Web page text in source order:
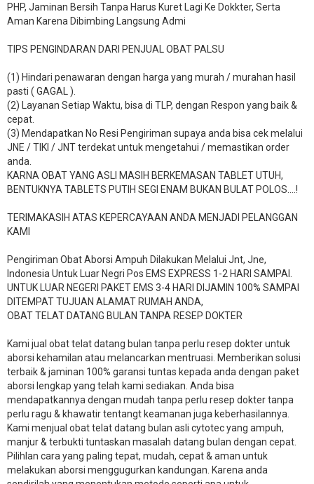
PHP, Jaminan Bersih Tanpa Harus Kuret Lagi Ke Dokkter, Serta
Aman Karena Dibimbing Langsung Admi
TIPS PENGINDARAN DARI PENJUAL OBAT PALSU
(1) Hindari penawaran dengan harga yang murah / murahan hasil
pasti ( GAGAL ).
(2) Layanan Setiap Waktu, bisa di TLP, dengan Respon yang baik &
cepat.
(3) Mendapatkan No Resi Pengiriman supaya anda bisa cek melalui
JNE / TIKI / JNT terdekat untuk mengetahui / memastikan order
anda.
KARNA OBAT YANG ASLI MASIH BERKEMASAN TABLET UTUH,
BENTUKNYA TABLETS PUTIH SEGI ENAM BUKAN BULAT POLOS….!
TERIMAKASIH ATAS KEPERCAYAAN ANDA MENJADI PELANGGAN
KAMI
Pengiriman Obat Aborsi Ampuh Dilakukan Melalui Jnt, Jne,
Indonesia Untuk Luar Negri Pos EMS EXPRESS 1-2 HARI SAMPAI.
UNTUK LUAR NEGERI PAKET EMS 3-4 HARI DIJAMIN 100% SAMPAI
DITEMPAT TUJUAN ALAMAT RUMAH ANDA,
OBAT TELAT DATANG BULAN TANPA RESEP DOKTER
Kami jual obat telat datang bulan tanpa perlu resep dokter untuk
aborsi kehamilan atau melancarkan mentruasi. Memberikan solusi
terbaik & jaminan 100% garansi tuntas kepada anda dengan paket
aborsi lengkap yang telah kami sediakan. Anda bisa
mendapatkannya dengan mudah tanpa perlu resep dokter tanpa
perlu ragu & khawatir tentangt keamanan juga keberhasilannya.
Kami menjual obat telat datang bulan asli cytotec yang ampuh,
manjur & terbukti tuntaskan masalah datang bulan dengan cepat.
Pilihlan cara yang paling tepat, mudah, cepat & aman untuk
melakukan aborsi menggugurkan kandungan. Karena anda